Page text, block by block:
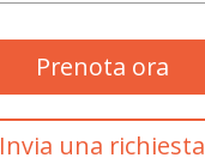
Prenota ora
Invia una richiesta